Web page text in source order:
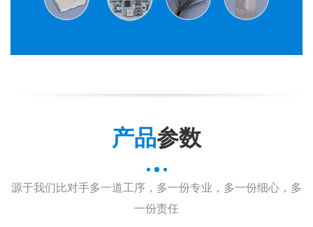
产品参数
源于我们比对手多一道工序，多一份专业，多一份细心，多
一份责任